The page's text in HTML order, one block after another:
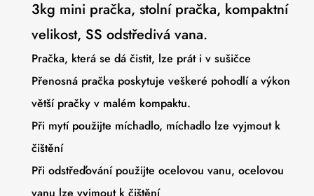
3kg mini pračka, stolní pračka, kompaktní
velikost, SS odstředivá vana.
Pračka, která se dá čistit, lze prát i v sušičce
Přenosná pračka poskytuje veškeré pohodlí a výkon
větší pračky v malém kompaktu.
Při mytí použijte míchadlo, míchadlo lze vyjmout k
čištění
Při odstřeďování použijte ocelovou vanu, ocelovou